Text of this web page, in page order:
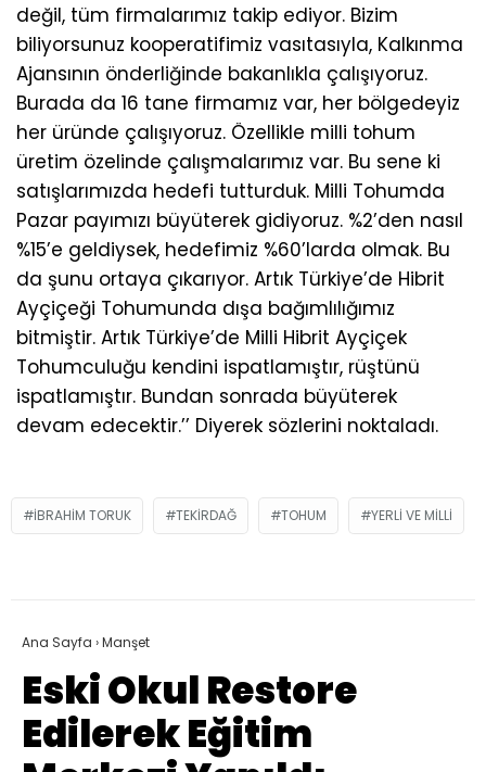
değil, tüm firmalarımız takip ediyor. Bizim
biliyorsunuz kooperatifimiz vasıtasıyla, Kalkınma
Ajansının önderliğinde bakanlıkla çalışıyoruz.
Burada da 16 tane firmamız var, her bölgedeyiz
her üründe çalışıyoruz. Özellikle milli tohum
üretim özelinde çalışmalarımız var. Bu sene ki
satışlarımızda hedefi tutturduk. Milli Tohumda
Pazar payımızı büyüterek gidiyoruz. %2’den nasıl
%15’e geldiysek, hedefimiz %60’larda olmak. Bu
da şunu ortaya çıkarıyor. Artık Türkiye’de Hibrit
Ayçiçeği Tohumunda dışa bağımlılığımız
bitmiştir. Artık Türkiye’de Milli Hibrit Ayçiçek
Tohumculuğu kendini ispatlamıştır, rüştünü
ispatlamıştır. Bundan sonrada büyüterek
devam edecektir.’’ Diyerek sözlerini noktaladı.
IBRAHIM TORUK TEKIRDAĞ TOHUM YERLI VE MILLI
Ana Sayfa ›Manşet
Eski Okul Restore
Edilerek Eğitim